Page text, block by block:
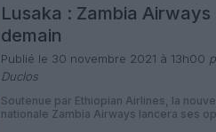
Lusaka : Zambia
demain
Publié le 30 novembre 2021 à 13h00
Duclos
Soutenue par Ethiopian Airlines, la
nationale Zambia Airways lancera ses